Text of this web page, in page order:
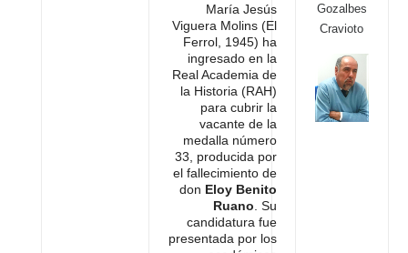
María Jesús
Viguera Molins (El
Ferrol, 1945) ha
ingresado en la
Real Academia de
la Historia (RAH)
para cubrir la
vacante de la
medalla número
33, producida por
el fallecimiento de
don Eloy Benito
Ruano. Su
candidatura fue
presentada por los
Gozalbes
Cravioto